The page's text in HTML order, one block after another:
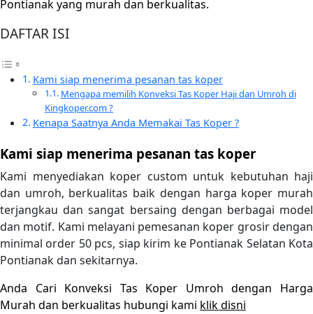
Pontianak yang murah dan berkualitas.
DAFTAR ISI
Kami siap menerima pesanan tas koper
Mengapa memilih Konveksi Tas Koper Haji dan Umroh di
Kingkoper.com ?
Kenapa Saatnya Anda Memakai Tas Koper ?
Kami siap menerima pesanan tas koper
Kami menyediakan koper custom untuk kebutuhan haji
dan umroh, berkualitas baik dengan harga koper murah
terjangkau dan sangat bersaing dengan berbagai model
dan motif. Kami melayani pemesanan koper grosir dengan
minimal order 50 pcs, siap kirim ke Pontianak Selatan Kota
Pontianak dan sekitarnya.
Anda Cari Konveksi Tas Koper Umroh dengan Harga
Murah dan berkualitas hubungi kami klik disni